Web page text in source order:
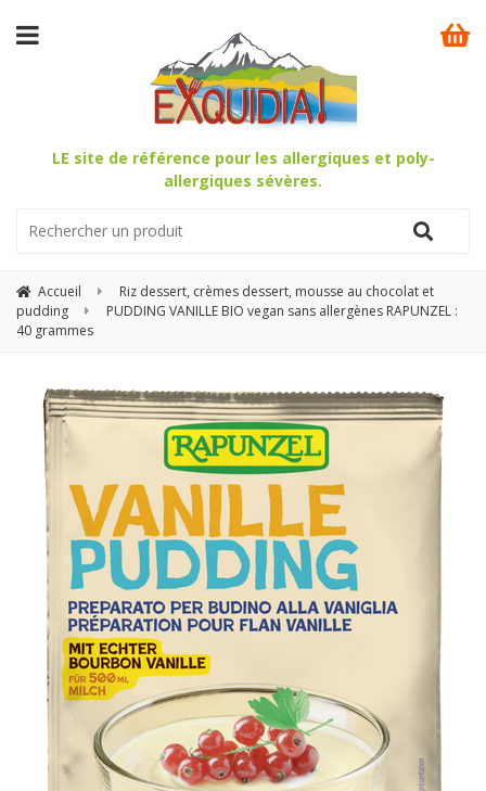
LE site de référence pour les allergiques et poly-
allergiques sévères.
Accueil
Riz dessert, crèmes dessert, mousse au chocolat et
pudding
PUDDING VANILLE BIO vegan sans allergènes RAPUNZEL :
40 grammes